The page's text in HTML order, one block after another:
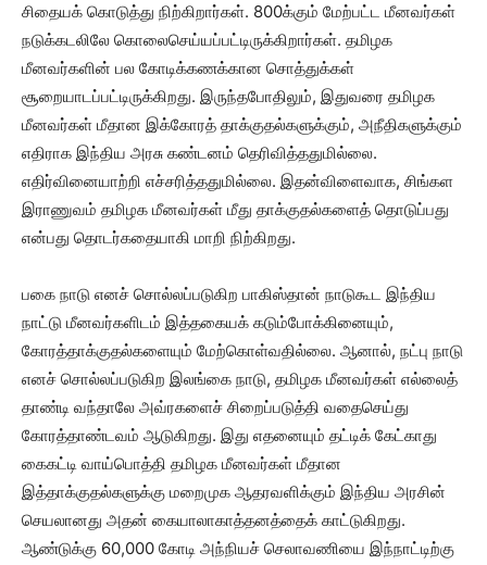
சிதையக் கொடுத்து நிற்கிறார்கள். 800க்கும் மேற்பட்ட மீனவர்கள்
நடுக்கடலிலே கொலைசெய்யப்பட்டிருக்கிறார்கள். தமிழக
மீனவர்களின் பல கோடிக்கணக்கான சொத்துக்கள்
சூறையாடப்பட்டிருக்கிறது. இருந்தபோதிலும், இதுவரை தமிழக
மீனவர்கள் மீதான இக்கோரத் தாக்குதல்களுக்கும், அநீதிகளுக்கும்
எதிராக இந்திய அரசு கண்டனம் தெரிவித்ததுமில்லை.
எதிர்வினையாற்றி எச்சரித்ததுமில்லை. இதன்விளைவாக, சிங்கள
இராணுவம் தமிழக மீனவர்கள் மீது தாக்குதல்களைத் தொடுப்பது
என்பது தொடர்கதையாகி மாறி நிற்கிறது.
பகை நாடு எனச் சொல்லப்படுகிற பாகிஸ்தான் நாடுகூட இந்திய
நாட்டு மீனவர்களிடம் இத்தகையக் கடும்போக்கினையும்,
கோரத்தாக்குதல்களையும் மேற்கொள்வதில்லை. ஆனால், நட்பு நாடு
எனச் சொல்லப்படுகிற இலங்கை நாடு, தமிழக மீனவர்கள் எல்லைத்
தாண்டி வந்தாலே அவ்ரகளைச் சிறைப்படுத்தி வதைசெய்து
கோரத்தாண்டவம் ஆடுகிறது. இது எதனையும் தட்டிக் கேட்காது
கைகட்டி வாய்பொத்தி தமிழக மீனவர்கள் மீதான
இத்தாக்குதல்களுக்கு மறைமுக ஆதரவளிக்கும் இந்திய அரசின்
செயலானது அதன் கையாலாகாத்தனத்தைக் காட்டுகிறது.
ஆண்டுக்கு 60,000 கோடி அந்நியச் செலாவணியை இந்நாட்டிற்கு